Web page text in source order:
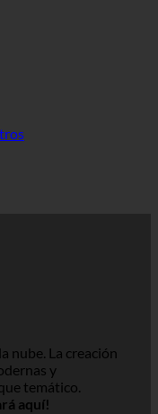
nube. La creación
y
temático.
aquí!